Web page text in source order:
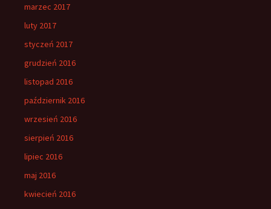
marzec 2017
luty 2017
styczeń 2017
grudzień 2016
listopad 2016
październik 2016
wrzesień 2016
sierpień 2016
lipiec 2016
maj 2016
kwiecień 2016